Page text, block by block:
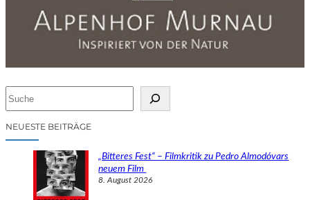
cNEUESTE BEITRÄGE
„Bitteres Fest“ – Filmkritik zu Pedro Almodóvars
neuem Film
8. August 2026